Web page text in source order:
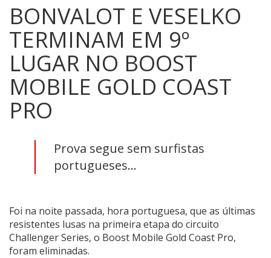
BONVALOT E VESELKO
TERMINAM EM 9º
LUGAR NO BOOST
MOBILE GOLD COAST
PRO
Prova segue sem surfistas
portugueses...
Foi na noite passada, hora portuguesa, que as últimas
resistentes lusas na primeira etapa do circuito
Challenger Series, o Boost Mobile Gold Coast Pro,
foram eliminadas.